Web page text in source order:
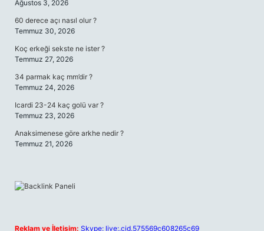
Ağustos 3, 2026
60 derece açı nasıl olur ?
Temmuz 30, 2026
Koç erkeği sekste ne ister ?
Temmuz 27, 2026
34 parmak kaç mm’dir ?
Temmuz 24, 2026
Icardi 23-24 kaç golü var ?
Temmuz 23, 2026
Anaksimenese göre arkhe nedir ?
Temmuz 21, 2026
Reklam ve İletişim: Skype: live:.cid.575569c608265c69